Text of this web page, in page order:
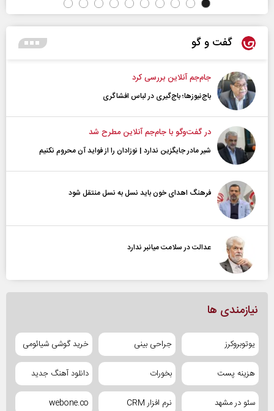
گفت و گو
جام‌جم آنلاین بررسی کرد
باج‌نیوزها؛ باج‌گیری در لباس افشاگری
در گفت‌و‌گو با جام‌جم آنلاین مطرح شد
شیر مادر جایگزین ندارد | نوزادان را از فواید آن محروم نکنیم
فرهنگ اهدای خون باید نسل به نسل منتقل شود
عدالت در سلامت میانبر ندارد
نیازمندی ها
یوتوبروکرز جراحی بینی خرید گوشی شیائومی
هزینه پست بخورات دانلود آهنگ جدید
سئو در مشهد نرم افزار CRM webone.co